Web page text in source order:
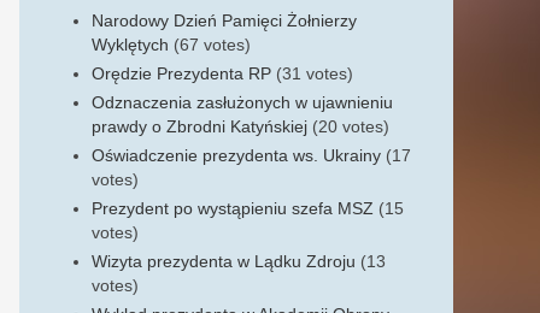
Narodowy Dzień Pamięci Żołnierzy
Wyklętych (67 votes)
Orędzie Prezydenta RP (31 votes)
Odznaczenia zasłużonych w ujawnieniu
prawdy o Zbrodni Katyńskiej (20 votes)
Oświadczenie prezydenta ws. Ukrainy (17
votes)
Prezydent po wystąpieniu szefa MSZ (15
votes)
Wizyta prezydenta w Lądku Zdroju (13
votes)